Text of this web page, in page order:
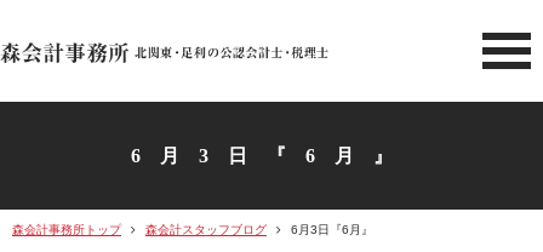
北関東 足利市の公認会計士・
6月3日『6月』
森会計事務所トップ 森会計スタッフブログ 6月3日『6月』